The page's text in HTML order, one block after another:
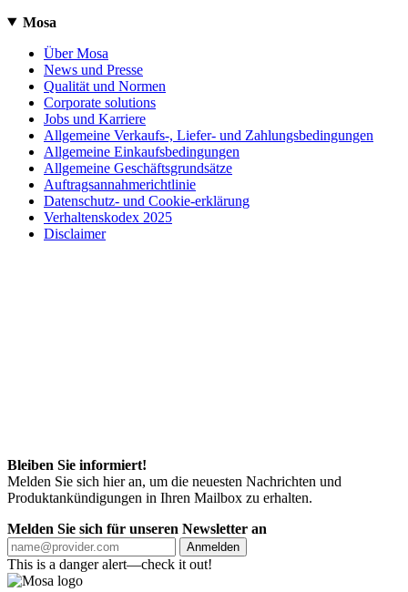
Mosa
Über Mosa
News und Presse
Qualität und Normen
Corporate solutions
Jobs und Karriere
Allgemeine Verkaufs-, Liefer- und Zahlungsbedingungen
Allgemeine Einkaufsbedingungen
Allgemeine Geschäftsgrundsätze
Auftragsannahmerichtlinie
Datenschutz- und Cookie-erklärung
Verhaltenskodex 2025
Disclaimer
Bleiben Sie informiert!
Melden Sie sich hier an, um die neuesten Nachrichten und
Produktankündigungen in Ihren Mailbox zu erhalten.
Melden Sie sich für unseren Newsletter an
Anmelden
This is a danger alert—check it out!